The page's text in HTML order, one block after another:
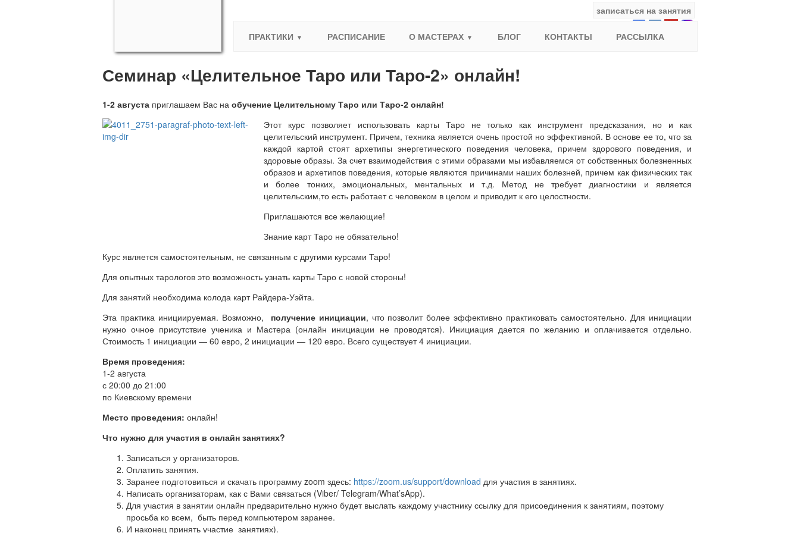
facebookВКонтакте
YouTubeInstagram
записаться на занятия
ПРАКТИКИ
РАСПИСАНИЕ О МАСТЕРАХ БЛОГ КОНТАКТЫ РАССЫЛКА
Семинар «Целительное Таро или Таро-2» онлайн!
1-2 августа приглашаем Вас на обучение Целительному Таро или Таро-2 онлайн!
Этот курс позволяет использовать карты Таро не только как инструмент предсказания, но и как
целительский инструмент. Причем, техника является очень простой но эффективной. В основе ее то, что за
каждой картой стоят архетипы энергетического поведения человека, причем здорового поведения, и
здоровые образы. За счет взаимодействия с этими образами мы избавляемся от собственных болезненных
образов и архетипов поведения, которые являются причинами наших болезней, причем как физических так
и более тонких, эмоциональных, ментальных и т.д. Метод не требует диагностики и является
целительским,то есть работает с человеком в целом и приводит к его целостности.
Приглашаются все желающие!
Знание карт Таро не обязательно!
Курс является самостоятельным, не связанным с другими курсами Таро!
Для опытных тарологов это возможность узнать карты Таро с новой стороны!
Для занятий необходима колода карт Райдера-Уэйта.
Эта практика инициируемая. Возможно, получение инициации, что позволит более эффективно практиковать самостоятельно. Для инициации
нужно очное присутствие ученика и Мастера (онлайн инициации не проводятся). Инициация дается по желанию и оплачивается отдельно.
Стоимость 1 инициации — 60 евро, 2 инициации — 120 евро. Всего существует 4 инициации.
Время проведения:
1-2 августа
с 20:00 до 21:00
по Киевскому времени
Место проведения: онлайн!
Что нужно для участия в онлайн занятиях?
Записаться у организаторов.
Оплатить занятия.
Заранее подготовиться и скачать программу zoom здесь: https://zoom.us/support/download для участия в занятиях.
Написать организаторам, как с Вами связаться (Viber/ Telegram/What’sApp).
Для участия в занятии онлайн предварительно нужно будет выслать каждому участнику ссылку для присоединения к занятиям, поэтому
просьба ко всем, быть перед компьютером заранее.
И наконец принять участие занятиях).